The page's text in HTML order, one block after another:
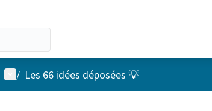
Menu utilisateur
/ Les 66 idées déposées 💡